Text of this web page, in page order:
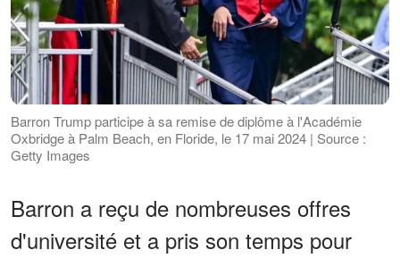
Barron Trump participe à sa remise de diplôme à l'Académie
Oxbridge à Palm Beach, en Floride, le 17 mai 2024 | Source :
Getty Images
Barron a reçu de nombreuses offres
d'université et a pris son temps pour